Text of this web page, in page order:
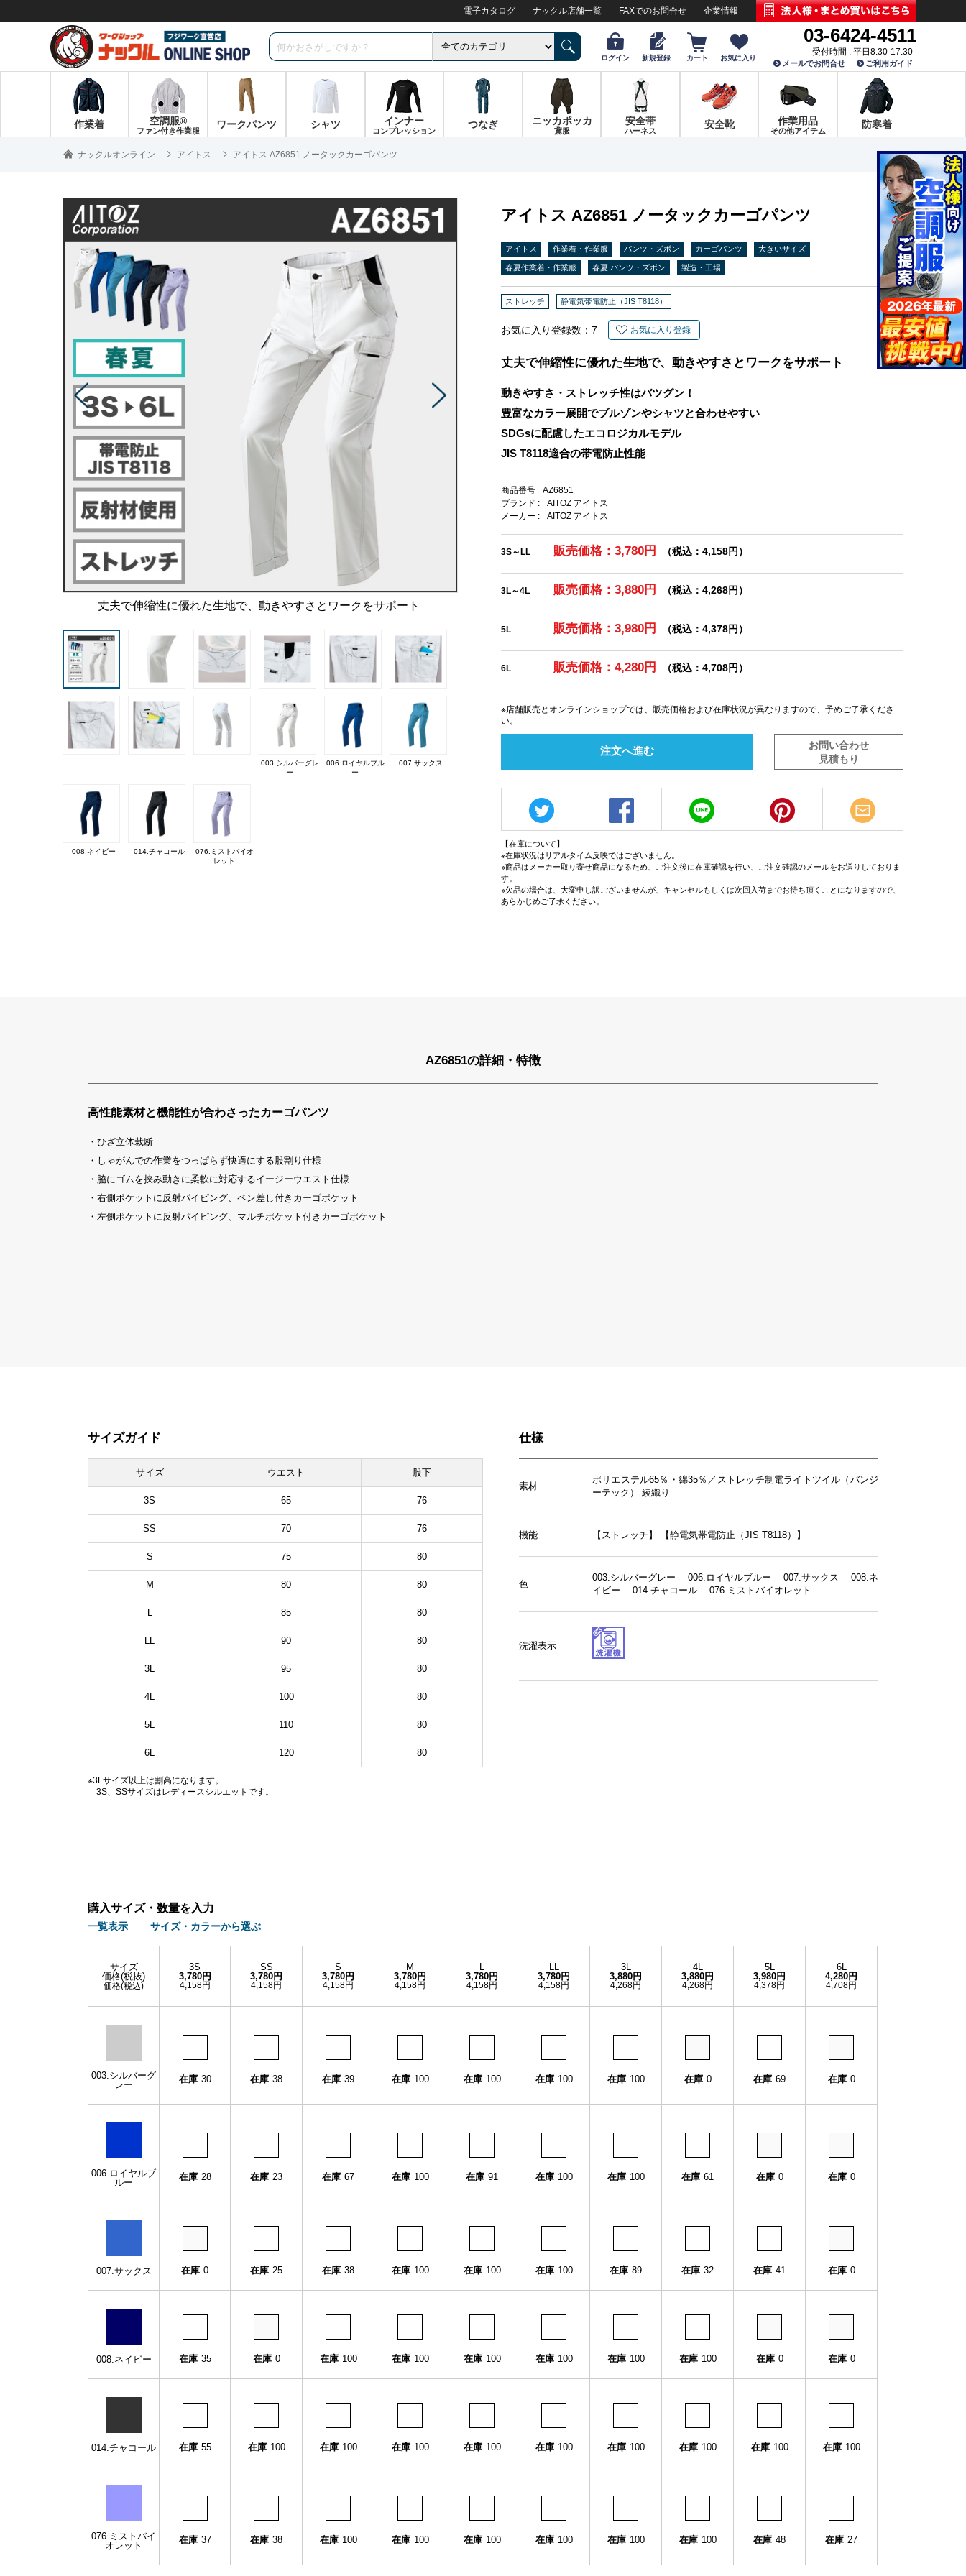
電子カタログ ナックル店舗一覧 FAXでのお問合せ 企業情報
ログイン 新規登録 カート お気に入り
03-6424-4511
受付時間 : 平日8:30-17:30
メールでお問合せ ご利用ガイド
作業着 空調服®
ファン付き作業服
ワークパンツ シャツ インナー
コンプレッション
つなぎ ニッカポッカ
鳶服
安全帯
ハーネス
安全靴 作業用品
その他アイテム
防寒着
ナックルオンライン アイトス アイトス AZ6851 ノータックカーゴパンツ
丈夫で伸縮性に優れた生地で、動きやすさとワークをサポート
003.シルバーグレ
ー
006.ロイヤルブル
ー
007.サックス
008.ネイビー 014.チャコール
076.ミストバイオ
レット
アイトス AZ6851 ノータックカーゴパンツ
アイトス 作業着・作業服 パンツ・ズボン カーゴパンツ 大きいサイズ
春夏作業着・作業服 春夏 パンツ・ズボン 製造・工場
ストレッチ 静電気帯電防止（JIS T8118）
お気に入り登録数： 7 お気に入り登録
丈夫で伸縮性に優れた生地で、動きやすさとワークをサポート
動きやすさ・ストレッチ性はバツグン！
豊富なカラー展開でブルゾンやシャツと合わせやすい
SDGsに配慮したエコロジカルモデル
JIS T8118適合の帯電防止性能
商品番号
AZ6851
ブランド :
AITOZ アイトス
メーカー :
AITOZ アイトス
3S～LL 販売価格：3,780円 （税込：4,158円）
3L～4L 販売価格：3,880円 （税込：4,268円）
5L 販売価格：3,980円 （税込：4,378円）
6L 販売価格：4,280円 （税込：4,708円）
※店舗販売とオンラインショップでは、販売価格および在庫状況が異なりますので、予めご了承くださ
い。
注文へ進む
お問い合わせ
見積もり
【在庫について】
※在庫状況はリアルタイム反映ではございません。
※商品はメーカー取り寄せ商品になるため、ご注文後に在庫確認を行い、ご注文確認のメールをお送りしておりま
す。
※欠品の場合は、大変申し訳ございませんが、キャンセルもしくは次回入荷までお待ち頂くことになりますので、
あらかじめご了承ください。
AZ6851の詳細・特徴
高性能素材と機能性が合わさったカーゴパンツ
・ひざ立体裁断
・しゃがんでの作業をつっぱらず快適にする股割り仕様
・脇にゴムを挟み動きに柔軟に対応するイージーウエスト仕様
・右側ポケットに反射パイピング、ペン差し付きカーゴポケット
・左側ポケットに反射パイピング、マルチポケット付きカーゴポケット
サイズガイド
サイズ ウエスト 股下
3S 65 76
SS 70 76
S 75 80
M 80 80
L 85 80
LL 90 80
3L 95 80
4L 100 80
5L 110 80
6L 120 80
※3Lサイズ以上は割高になります。
3S、SSサイズはレディースシルエットです。
仕様
素材
ポリエステル65％・綿35％／ストレッチ制電ライトツイル（バンジ
ーテック） 綾織り
機能 【ストレッチ】 【静電気帯電防止（JIS T8118）】
色
003.シルバーグレー 006.ロイヤルブルー 007.サックス 008.ネ
イビー 014.チャコール 076.ミストバイオレット
洗濯表示
購入サイズ・数量を入力
一覧表示 サイズ・カラーから選ぶ
サイズ
価格(税抜)
価格(税込)
3S
3,780円
4,158円
SS
3,780円
4,158円
S
3,780円
4,158円
M
3,780円
4,158円
L
3,780円
4,158円
LL
3,780円
4,158円
3L
3,880円
4,268円
4L
3,880円
4,268円
5L
3,980円
4,378円
6L
4,280円
4,708円
003.シルバーグ
レー
在庫 30 在庫 38 在庫 39 在庫 100 在庫 100 在庫 100 在庫 100 在庫 0 在庫 69 在庫 0
006.ロイヤルブ
ルー
在庫 28 在庫 23 在庫 67 在庫 100 在庫 91 在庫 100 在庫 100 在庫 61 在庫 0 在庫 0
007.サックス 在庫 0 在庫 25 在庫 38 在庫 100 在庫 100 在庫 100 在庫 89 在庫 32 在庫 41 在庫 0
008.ネイビー 在庫 35 在庫 0 在庫 100 在庫 100 在庫 100 在庫 100 在庫 100 在庫 100 在庫 0 在庫 0
014.チャコール 在庫 55 在庫 100 在庫 100 在庫 100 在庫 100 在庫 100 在庫 100 在庫 100 在庫 100 在庫 100
076.ミストバイ
オレット
在庫 37 在庫 38 在庫 100 在庫 100 在庫 100 在庫 100 在庫 100 在庫 100 在庫 48 在庫 27